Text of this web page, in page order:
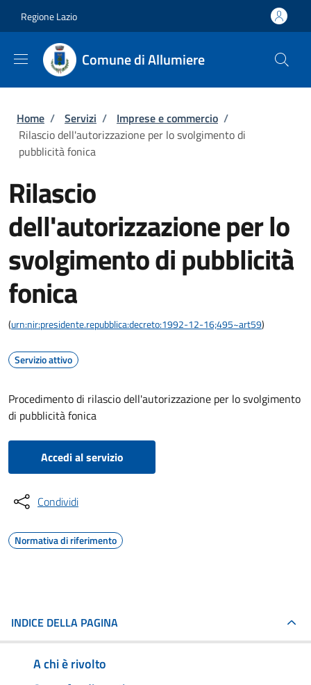
Regione Lazio
Comune di Allumiere
Briciole di pane
Home / Servizi / Imprese e commercio /
Rilascio dell'autorizzazione per lo svolgimento di
pubblicità fonica
Rilascio
dell'autorizzazione per lo
svolgimento di pubblicità
fonica
(urn:nir:presidente.repubblica:decreto:1992-12-16;495~art59)
Servizio attivo
Procedimento di rilascio dell'autorizzazione per lo svolgimento
di pubblicità fonica
Accedi al servizio
Condividi
Normativa di riferimento
INDICE DELLA PAGINA
A chi è rivolto